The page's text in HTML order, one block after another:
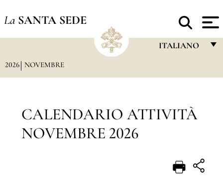
La SANTA SEDE
ITALIANO
DEUTSCH
2026 NOVEMBRE
CALENDARIO ATTIVITÀ
NOVEMBRE 2026